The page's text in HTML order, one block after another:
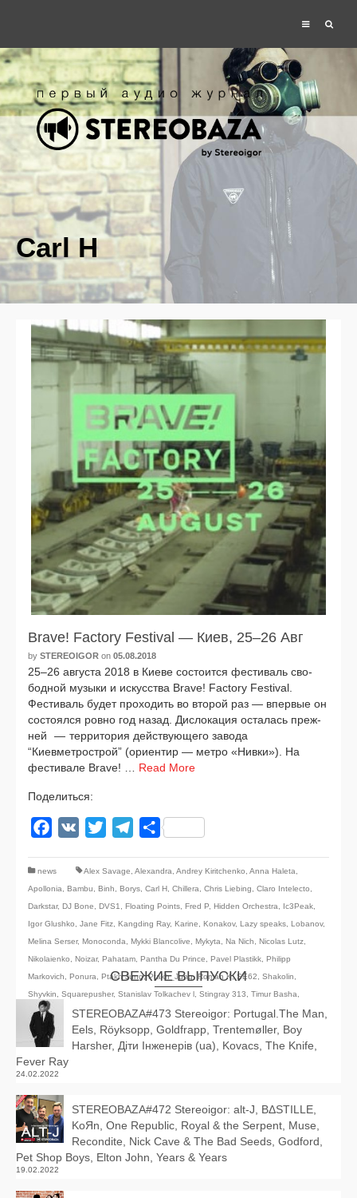
Carl H
Brave! Factory Festival — Киев, 25–26 Авг
by STEREOIGOR on 05.08.2018
25–26 авгу­ста 2018 в Киеве состо­ит­ся фести­валь сво­
бод­ной музы­ки и искус­ства Brave! Factory Festival.
Фестиваль будет про­хо­дить во вто­рой раз — впер­вые он
состо­ял­ся ров­но год назад. Дислокация оста­лась преж­
ней — тер­ри­то­рия дей­ству­ю­ще­го заво­да
“Киевметрострой” (ори­ен­тир — мет­ро «Нивки»). На
фести­ва­ле Brave! … Read More
Поделиться:
Facebook
VK Twitter TelegramОтправить
news Alex Savage Alexandra Andrey Kiritchenko Anna Haleta
Apollonia
Bambu Binh Borys Carl H Chillera Chris Liebing Claro Intelecto
Darkstar, DJ Bone DVS1 Floating Points Fred P Hidden Orchestra Ic3Peak
Igor Glushko
Jane Fitz Kangding Ray, Karine Konakov, Lazy speaks Lobanov,
Melina Serser, Monoconda Mykki Blancolive Mykyta Na Nich Nicolas Lutz
Nikolaienko
Noizar, Pahatam Pantha Du Prince Pavel Plastikk Philipp
Markovich
Ponura Ptakh Jung,Ptakh_Jung, Roman K,SE62 Shakolin
Shyvkin
Squarepusher, Stanislav Tolkachev l Stingray 313 Timur Basha
Trippsy
Voin Oruwu,Vova Klk,Yves Tumor,zolaa
СВЕЖИЕ ВЫПУСКИ
STEREOBAZA#473 Stereoigor: Portugal.The Man,
Eels, Röyksopp, Goldfrapp, Trentemøller, Boy
Harsher, Діти Інженерів (ua), Kovacs, The Knife,
Fever Ray
24.02.2022
STEREOBAZA#472 Stereoigor: alt‑J, BΔSTILLE,
KoЯn, One Republic, Royal & the Serpent, Muse,
Recondite, Nick Cave & The Bad Seeds, Godford,
Pet Shop Boys, Elton John, Years & Years
19.02.2022